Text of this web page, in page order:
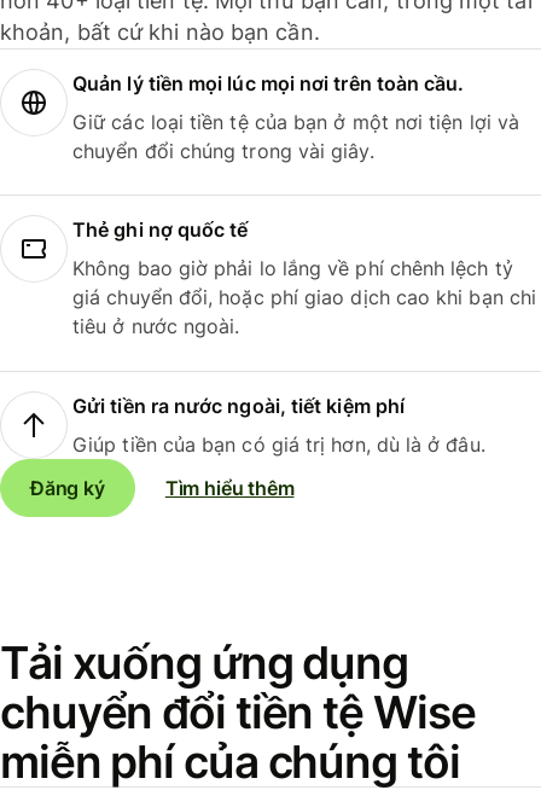
khoản, bất cứ khi nào bạn cần.
Quản lý tiền mọi lúc mọi nơi trên toàn cầu.
Giữ các loại tiền tệ của bạn ở một nơi tiện lợi và
chuyển đổi chúng trong vài giây.
Thẻ ghi nợ quốc tế
Không bao giờ phải lo lắng về phí chênh lệch tỷ
giá chuyển đổi, hoặc phí giao dịch cao khi bạn chi
tiêu ở nước ngoài.
Gửi tiền ra nước ngoài, tiết kiệm phí
Giúp tiền của bạn có giá trị hơn, dù là ở đâu.
Đăng ký
Tìm hiểu thêm
Tải xuống ứng dụng
chuyển đổi tiền tệ Wise
miễn phí của chúng tôi